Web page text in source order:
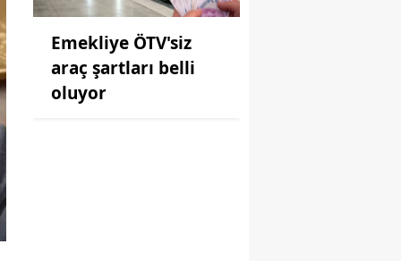
Emekliye ÖTV'siz
araç şartları belli
oluyor